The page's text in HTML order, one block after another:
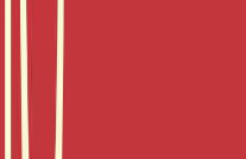
αφεντικό ο Εμίλ Γκρόμαν.
αργότερα, με τη
διερμηνέα που θα γίνει
πλούτη και εξουσία. Για να
με ψεύτικες υποσχέσεις και